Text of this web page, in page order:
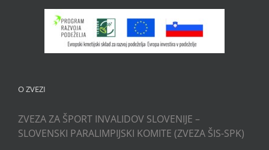
O ZVEZI
ZVEZA ZA ŠPORT INVALIDOV SLOVENIJE –
SLOVENSKI PARALIMPIJSKI KOMITE (ZVEZA ŠIS-SPK)